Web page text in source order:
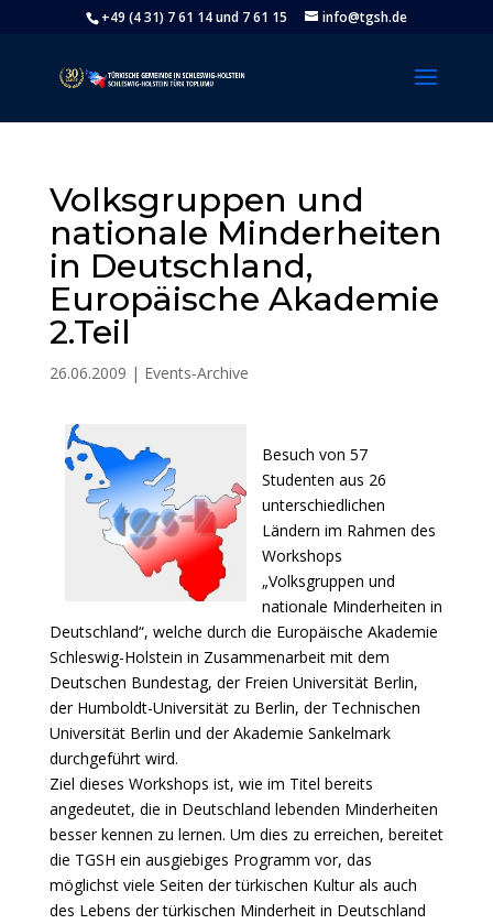
+49 (4 31) 7 61 14 und 7 61 15 info@tgsh.de
Volksgruppen und
nationale Minderheiten
in Deutschland,
Europäische Akademie
2.Teil
26.06.2009 | Events-Archive
Besuch von 57
Studenten aus 26
unterschiedlichen
Ländern im Rahmen des
Workshops
„Volksgruppen und
nationale Minderheiten in
Deutschland“, welche durch die Europäische Akademie
Schleswig-Holstein in Zusammenarbeit mit dem
Deutschen Bundestag, der Freien Universität Berlin,
der Humboldt-Universität zu Berlin, der Technischen
Universität Berlin und der Akademie Sankelmark
durchgeführt wird.
Ziel dieses Workshops ist, wie im Titel bereits
angedeutet, die in Deutschland lebenden Minderheiten
besser kennen zu lernen. Um dies zu erreichen, bereitet
die TGSH ein ausgiebiges Programm vor, das
möglichst viele Seiten der türkischen Kultur als auch
des Lebens der türkischen Minderheit in Deutschland